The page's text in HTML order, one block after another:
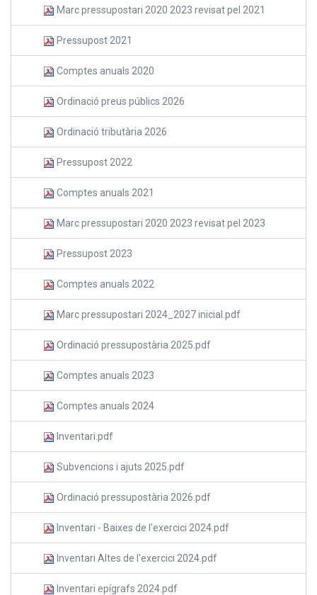
Marc pressupostari 2020 2023 revisat pel 2021
Pressupost 2021
Comptes anuals 2020
Ordinació preus públics 2026
Ordinació tributària 2026
Pressupost 2022
Comptes anuals 2021
Marc pressupostari 2020 2023 revisat pel 2023
Pressupost 2023
Comptes anuals 2022
Marc pressupostari 2024_2027 inicial.pdf
Ordinació pressupostària 2025.pdf
Comptes anuals 2023
Comptes anuals 2024
Inventari.pdf
Subvencions i ajuts 2025.pdf
Ordinació pressupostària 2026.pdf
Inventari - Baixes de l'exercici 2024.pdf
Inventari Altes de l'exercici 2024.pdf
Inventari epígrafs 2024.pdf